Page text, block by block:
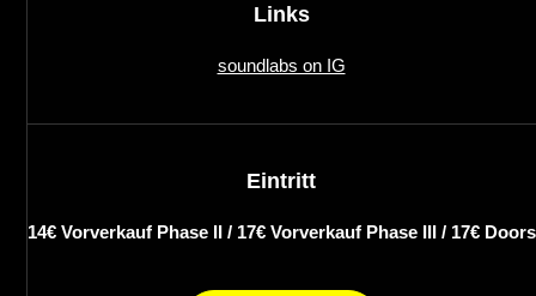
Links
soundlabs on IG
Eintritt
14€ Vorverkauf Phase II / 17€ Vorverkauf Phase III / 17€ Doors